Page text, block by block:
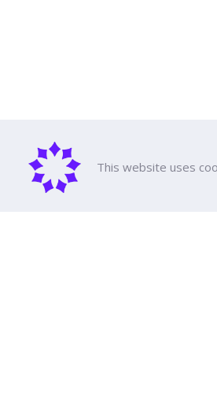
This website uses